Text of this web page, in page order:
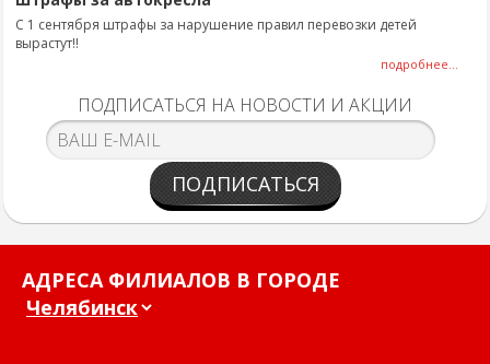
С 1 сентября штрафы за нарушение правил перевозки детей
вырастут!!
подробнее...
ПОДПИСАТЬСЯ НА НОВОСТИ И АКЦИИ
ПОДПИСАТЬСЯ
АДРЕСА ФИЛИАЛОВ В ГОРОДЕ